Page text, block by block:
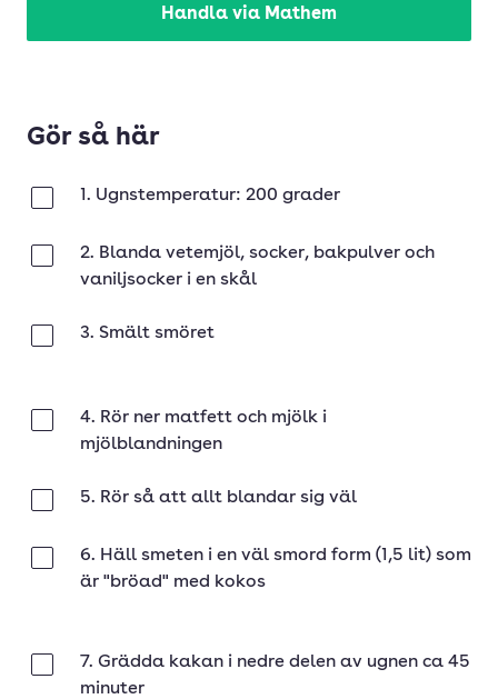
Handla via Mathem
Gör så här
1. Ugnstemperatur: 200 grader
2. Blanda vetemjöl, socker, bakpulver och
vaniljsocker i en skål
3. Smält smöret
4. Rör ner matfett och mjölk i
mjölblandningen
5. Rör så att allt blandar sig väl
6. Häll smeten i en väl smord form (1,5 lit) som
är "bröad" med kokos
7. Grädda kakan i nedre delen av ugnen ca 45
minuter